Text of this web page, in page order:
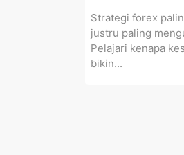
Strategi forex
justru paling
Pelajari kenapa
bikin...